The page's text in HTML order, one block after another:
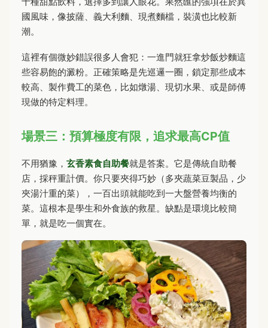
國風味，像披薩、義大利麵、現煮麵檔，裝潢也比較新
潮。
這裡有個微妙錯誤很多人會犯：一進門就狂拿炒飯炒麵這
些容易飽的澱粉。正確策略是先巡邏一圈，鎖定那些成本
較高、製作費工的菜色，比如燉湯、現切水果、或是師傅
現做的特定料理。
場景三：預算極度有限，追求最高CP值
不用猶豫， 玄香素食自助餐就是答案。它是傳統自助餐
店，採秤重計價。你只要夾得巧妙（多夾蔬菜豆製品，少
夾湯汁重的菜），一百出頭就能吃到一大盤營養均衡的
菜。這根本是學生和外食族的救星。缺點是環境比較簡
單，就是吃一個實在。